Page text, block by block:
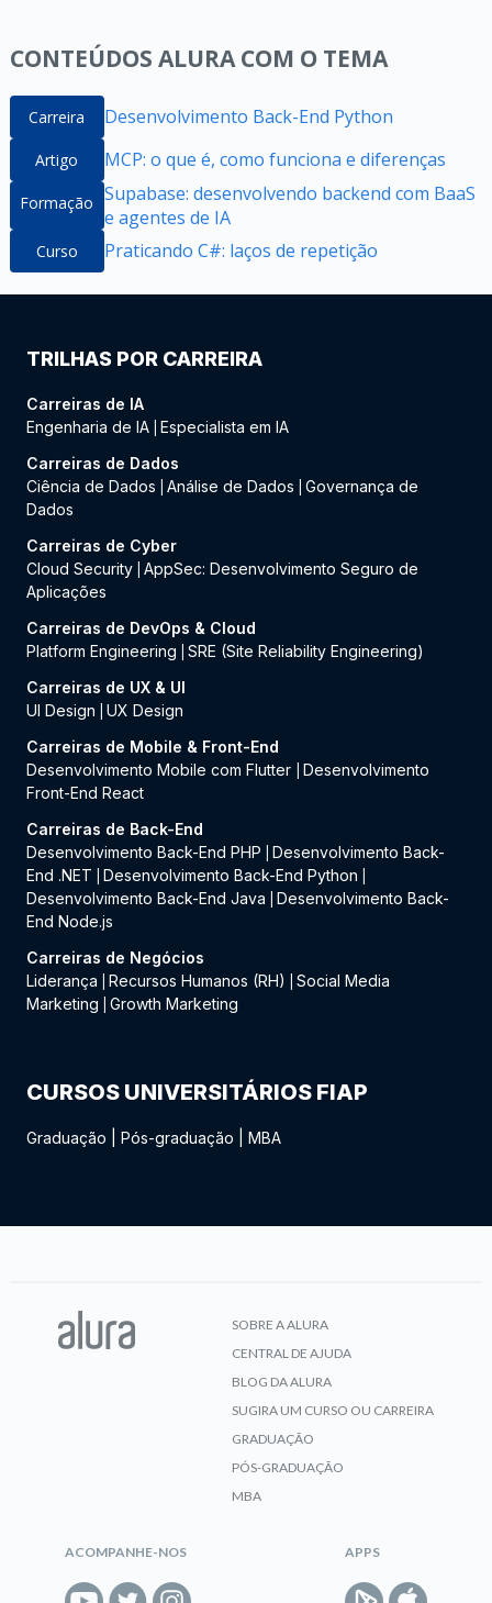
CONTEÚDOS ALURA COM O TEMA
Carreira Desenvolvimento Back-End Python
Artigo MCP: o que é, como funciona e diferenças
Formação Supabase: desenvolvendo backend com BaaS
e agentes de IA
Curso Praticando C#: laços de repetição
TRILHAS POR CARREIRA
Carreiras de IA
Engenharia de IA Especialista em IA
Carreiras de Dados
Ciência de Dados
Análise de Dados
Governança de
Dados
Carreiras de Cyber
Cloud Security AppSec: Desenvolvimento Seguro de
Aplicações
Carreiras de DevOps & Cloud
Platform Engineering
SRE (Site Reliability Engineering)
Carreiras de UX & UI
UI Design
UX Design
Carreiras de Mobile & Front-End
Desenvolvimento Mobile com Flutter
Desenvolvimento
Front-End React
Carreiras de Back-End
Desenvolvimento Back-End PHP
Desenvolvimento Back-
End .NET
Desenvolvimento Back-End Python
Desenvolvimento Back-End Java
Desenvolvimento Back-
End Node.js
Carreiras de Negócios
Liderança
Recursos Humanos (RH)
Social Media
Marketing
Growth Marketing
CURSOS UNIVERSITÁRIOS FIAP
Graduação Pós-graduação MBA
SOBRE A ALURA
CENTRAL DE AJUDA
BLOG DA ALURA
SUGIRA UM CURSO OU CARREIRA
GRADUAÇÃO
PÓS-GRADUAÇÃO
MBA
ACOMPANHE-NOS APPS